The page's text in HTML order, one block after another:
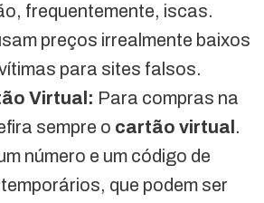
frequentemente, iscas.
preços irrealmente baixos
para sites falsos.
Virtual: Para compras na
sempre o cartão virtual .
número e um código de
que podem ser